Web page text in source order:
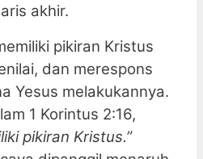
akhir.
pikiran Kristus
dan merespons
Yesus melakukannya.
1 Korintus 2:16,
pikiran Kristus.”